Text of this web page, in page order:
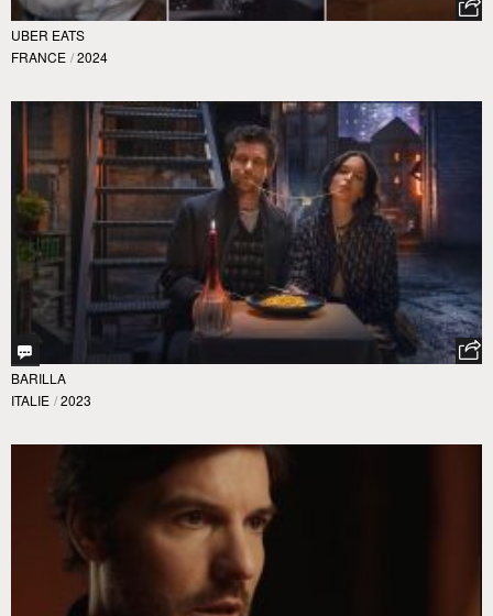
UBER EATS
FRANCE / 2024
BARILLA
ITALIE / 2023